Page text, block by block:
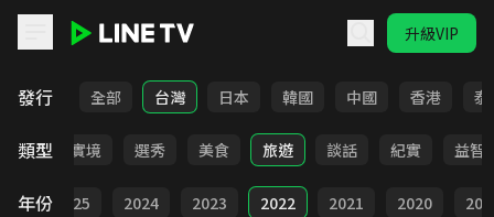
升級VIP
發行 全部 台灣 日本 韓國 中國 香港 泰
類型
全部 實境 選秀 美食 旅遊 談話 紀實 益智
年份 2025 2024 2023 2022 2021 2020